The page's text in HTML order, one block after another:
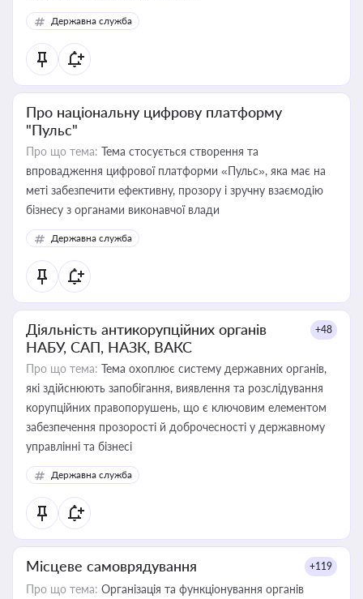
Державна служба
Про національну цифрову платформу
"Пульс"
Про що тема: Тема стосується створення та
впровадження цифрової платформи «Пульс», яка має на
меті забезпечити ефективну, прозору і зручну взаємодію
бізнесу з органами виконавчої влади
Державна служба
Діяльність антикорупційних органів
НАБУ, САП, НАЗК, ВАКС
+48
Про що тема: Тема охоплює систему державних органів,
які здійснюють запобігання, виявлення та розслідування
корупційних правопорушень, що є ключовим елементом
забезпечення прозорості й доброчесності у державному
управлінні та бізнесі
Державна служба
Місцеве самоврядування +119
Про що тема: Організація та функціонування органів